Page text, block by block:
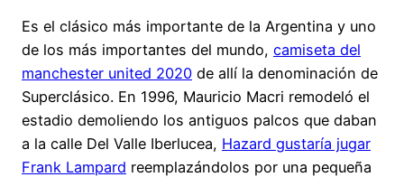
Es el clásico más importante de la Argentina y uno
de los más importantes del mundo, camiseta del
manchester united 2020 de allí la denominación de
Superclásico. En 1996, Mauricio Macri remodeló el
estadio demoliendo los antiguos palcos que daban
a la calle Del Valle Iberlucea, Hazard gustaría jugar
Frank Lampard reemplazándolos por una pequeña